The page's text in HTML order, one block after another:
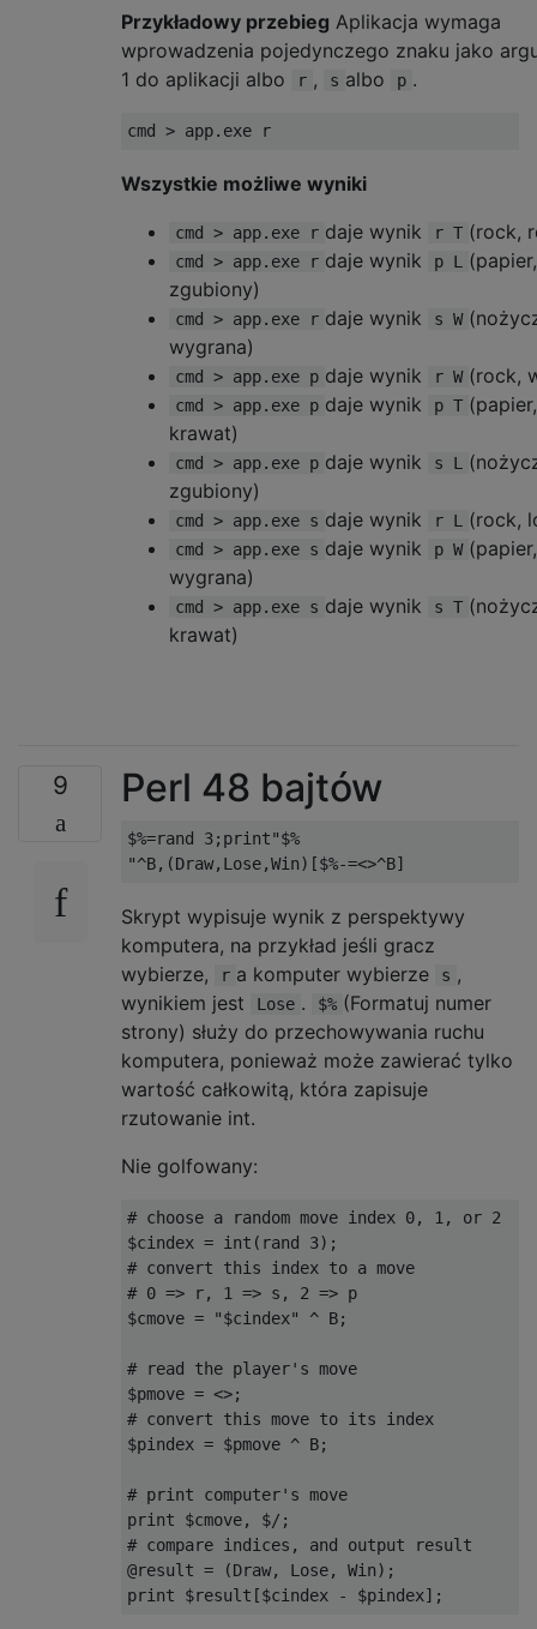
Przykładowy przebieg Aplikacja wymaga
wprowadzenia pojedynczego znaku jako
1 do aplikacji albo
r , s albo p .
Wszystkie możliwe wyniki
cmd > app.exe r daje wynik r T (rock,
cmd > app.exe r daje wynik p L
(papier,
zgubiony)
cmd > app.exe r daje wynik s W
wygrana)
cmd > app.exe p daje wynik r W (rock,
cmd > app.exe p daje wynik p T (papier,
krawat)
cmd > app.exe p daje wynik s L
zgubiony)
cmd > app.exe s daje wynik r L (rock,
cmd > app.exe s daje wynik p W (papier,
wygrana)
cmd > app.exe s daje wynik s T
krawat)
9 Perl 48 bajtów
$%=rand 3;print"$%
Skrypt wypisuje wynik z perspektywy
komputera, na przykład jeśli gracz
wybierze,
r a komputer wybierze s ,
wynikiem jest
Lose . $% (Formatuj numer
strony) służy do przechowywania ruchu
komputera, ponieważ może zawierać tylko
wartość całkowitą, która zapisuje
rzutowanie int.
Nie golfowany:
# choose a random move index 0, 1, or 2
$cindex = int(rand 3);
# convert this index to a move
# 0 => r, 1 => s, 2 => p
$cmove = "$cindex" ^ B;
# read the player's move
$pmove = <>;
# convert this move to its index
$pindex = $pmove ^ B;
# print computer's move
print $cmove, $/;
# compare indices, and output result
@result = (Draw, Lose, Win);